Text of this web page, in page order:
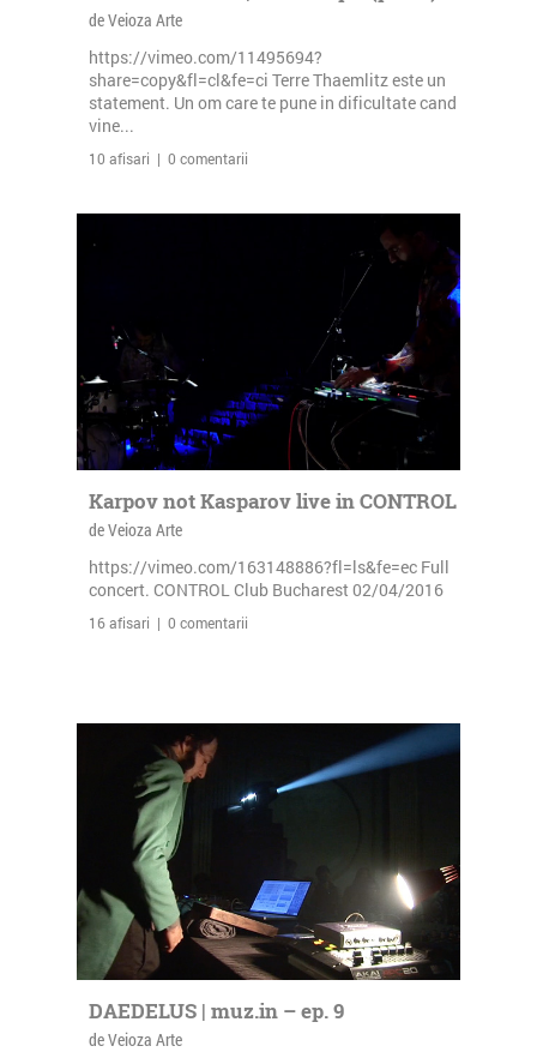
de Veioza Arte
https://vimeo.com/11495694?
share=copy&fl=cl&fe=ci Terre Thaemlitz este un
statement. Un om care te pune in dificultate cand
vine...
10 afisari | 0 comentarii
Karpov not Kasparov live in CONTROL
de Veioza Arte
https://vimeo.com/163148886?fl=ls&fe=ec Full
concert. CONTROL Club Bucharest 02/04/2016
16 afisari | 0 comentarii
DAEDELUS | muz.in – ep. 9
de Veioza Arte